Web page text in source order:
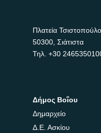
Πλατεία
50300, Σιάτιστα
Τηλ. +30
Δήμος Βοΐου
Δημαρχείο
Δ.Ε. Ασκίου